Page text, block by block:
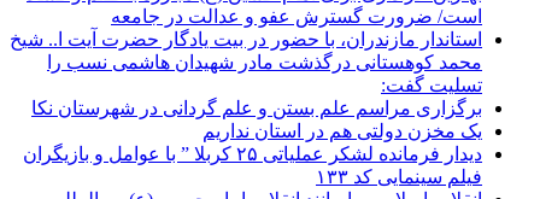
است/ ضرورت گسترش عفو و عدالت در جامعه
استاندار مازندران، با حضور در بیت یادگار حضرت آیت ا.. شیخ
محمد کوهستانی درگذشت مادر شهیدان هاشمی نسب را
تسلیت گفت:
برگزاری مراسم علم بستن و علم گردانی در شهرستان نکا
یک مخزن دولتی هم در استان نداریم
دیدار فرمانده لشکر عملیاتی ۲۵ کربلا ” با عوامل و بازیگران
فیلم سینمایی کد ۱۳۳